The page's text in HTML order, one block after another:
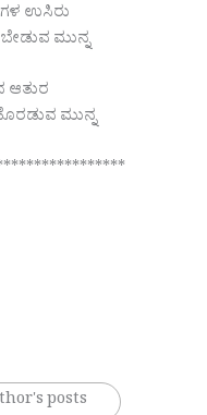
ಉಸಿರು
ಮುನ್ನ
ಆತುರ
ಮುನ್ನ
posts